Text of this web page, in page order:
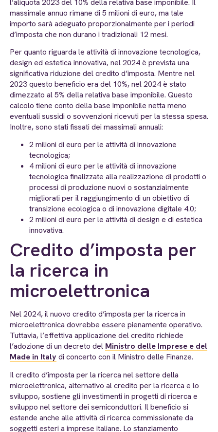
massimale annuo rimane di 5 milioni di euro, ma tale
importo sarà adeguato proporzionalmente per i periodi
d’imposta che non durano i tradizionali 12 mesi.
Per quanto riguarda le attività di innovazione tecnologica,
design ed estetica innovativa, nel 2024 è prevista una
significativa riduzione del credito d’imposta. Mentre nel
2023 questo beneficio era del 10%, nel 2024 è stato
dimezzato al 5% della relativa base imponibile. Questo
calcolo tiene conto della base imponibile netta meno
eventuali sussidi o sovvenzioni ricevuti per la stessa spesa.
Inoltre, sono stati fissati dei massimali annuali:
2 milioni di euro per le attività di innovazione
tecnologica;
4 milioni di euro per le attività di innovazione
tecnologica finalizzate alla realizzazione di prodotti o
processi di produzione nuovi o sostanzialmente
migliorati per il raggiungimento di un obiettivo di
transizione ecologica o di innovazione digitale 4.0;
2 milioni di euro per le attività di design e di estetica
innovativa.
Credito d’imposta per
la ricerca in
microelettronica
Nel 2024, il nuovo credito d’imposta per la ricerca in
microelettronica dovrebbe essere pienamente operativo.
Tuttavia, l’effettiva applicazione del credito richiede
l’adozione di un decreto del Ministro delle Imprese e del
Made in Italydi concerto con il Ministro delle Finanze.
Il credito d’imposta per la ricerca nel settore della
microelettronica, alternativo al credito per la ricerca e lo
sviluppo, sostiene gli investimenti in progetti di ricerca e
sviluppo nel settore dei semiconduttori. Il beneficio si
estende anche alle attività di ricerca commissionate da
soggetti esteri a imprese italiane. Lo stanziamento